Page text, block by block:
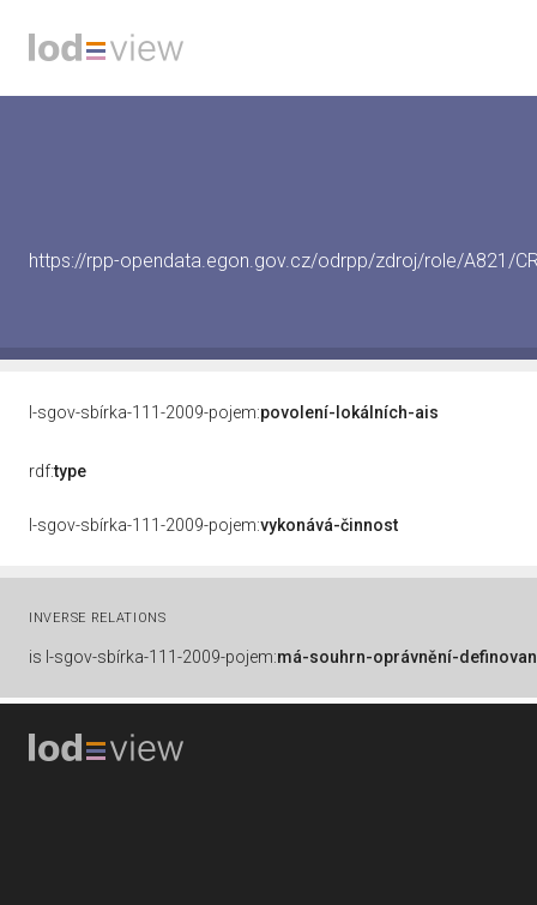
https://rpp-opendata.egon.gov.cz/odrpp/zdroj/role/A821/
l-sgov-sbírka-111-2009-pojem:povolení-lokálních-ais
rdf:type
l-sgov-sbírka-111-2009-pojem:vykonává-činnost
INVERSE RELATIONS
is l-sgov-sbírka-111-2009-pojem:má-souhrn-oprávnění-